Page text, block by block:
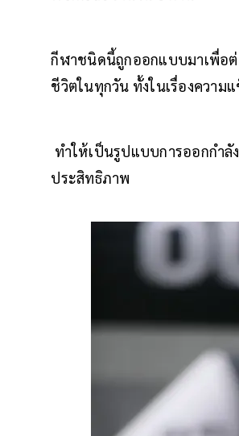
กีฬาชนิดนี้ถูกออกแบบมาเพื่อต่
ชีวิตในทุกวัน ทั้งในเรื่องความ
ทำให้เป็นรูปแบบการออกกำลั
ประสิทธิภาพ